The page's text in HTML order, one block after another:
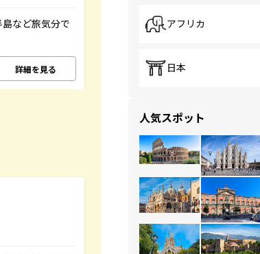
など旅気分で
詳細を見る
アフリカ
日本
人気スポット